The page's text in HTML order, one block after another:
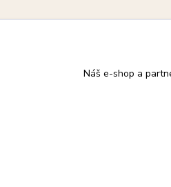
Náš e-shop a